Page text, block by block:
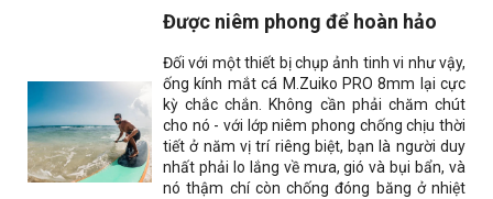
Được niêm phong để hoàn hảo
Đối với một thiết bị chụp ảnh tinh vi như vậy,
ống kính mắt cá M.Zuiko PRO 8mm lại cực
kỳ chắc chắn. Không cần phải chăm chút
cho nó - với lớp niêm phong chống chịu thời
tiết ở năm vị trí riêng biệt, bạn là người duy
nhất phải lo lắng về mưa, gió và bụi bẩn, và
nó thậm chí còn chống đóng băng ở nhiệt